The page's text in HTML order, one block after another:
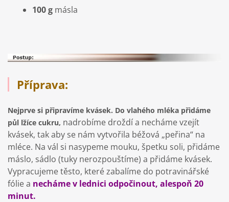
100 g másla
Příprava:
Nejprve si připravíme kvásek. Do vlahého mléka přidáme
půl lžíce cukru, nadrobíme droždí a necháme vzejít
kvásek, tak aby se nám vytvořila béžová „peřina“ na
mléce. Na vál si nasypeme mouku, špetku soli, přidáme
máslo, sádlo (tuky nerozpouštíme) a přidáme kvásek.
Vypracujeme těsto, které zabalíme do potravinářské
fólie a necháme v lednici odpočinout, alespoň 20
minut.